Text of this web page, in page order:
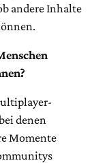
andere Inhalte
denen
Momente